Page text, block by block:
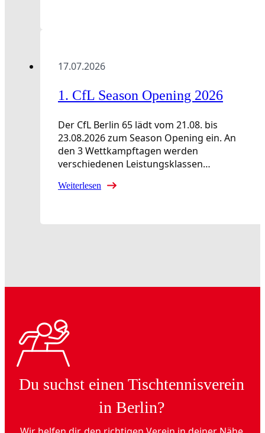
17.07.2026
1. CfL Season Opening 2026
Der CfL Berlin 65 lädt vom 21.08. bis
23.08.2026 zum Season Opening ein. An
den 3 Wettkampftagen werden
verschiedenen Leistungsklassen…
Weiterlesen
Du suchst einen Tischtennisverein
in Berlin?